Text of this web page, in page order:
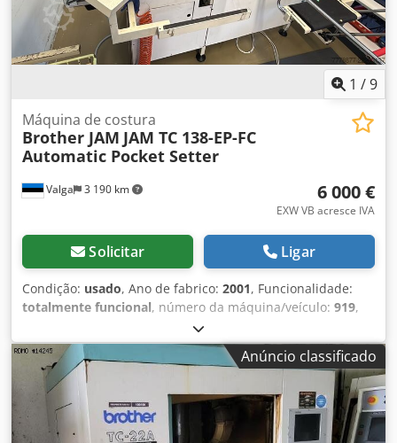
1 /9
Valga 3 190 km
Máquina de costura
Brother JAM JAM TC 138-EP-FC
Automatic Pocket Setter
6 000 €
EXW VB acresce IVA
Solicitar Ligar
Condição: usado, Ano de fabrico: 2001, Funcionalidade:
totalmente funcional, número da máquina/veículo: 919,
750 W
tipo de corrente de entrada:trifásico, comprimento de
avanço eixo X:150 mm, comprimento de avanço eixo Y:
100 mm
, 8 C – JAM TC 138-EP-FC Colocadora Automática de
Bolsos com Cabeçote de Costura Brother (2001) Estação de
Trabalho Automática para Aplicação de Bolsos com CNC
para Produção de Jeans e Uniformes Profissionais
Anúncio classificado